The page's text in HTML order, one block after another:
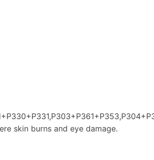
skin burns and eye damage.